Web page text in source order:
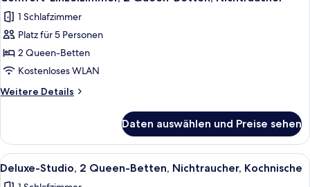
Nichtraucher
Fotos
für
Comfort-
Einzelzimmer,
2 Queen-
Betten,
Nichtraucher
1 Schlafzimmer
Platz für 5 Personen
2 Queen-Betten
Kostenloses WLAN
Weitere Details
Weitere
Einzelzimmer,
2 Queen-
Betten,
Daten auswählen und Preise sehen
Alle
Fotos
Eine kleine Küche mit Holzausbau,
5
Deluxe-Studio, 2 Queen-Betten, Nichtraucher, Kochnische